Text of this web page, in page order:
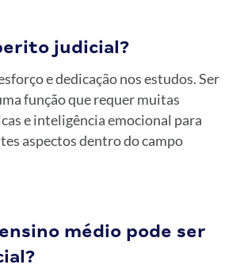
judicial?
e dedicação nos estudos. Ser
função que requer muitas
e inteligência emocional para
aspectos dentro do campo
médio pode ser